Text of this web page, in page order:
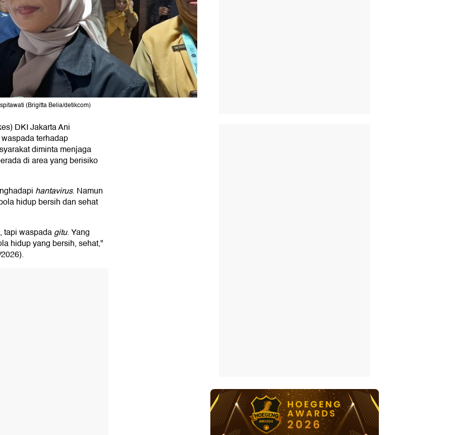
(Brigitta Belia/detikcom)
DKI Jakarta Ani
terhadap
diminta menjaga
di area yang berisiko
hantavirus. Namun
hidup bersih dan sehat
tapi waspadagitu. Yang
hidup yang bersih, sehat,"